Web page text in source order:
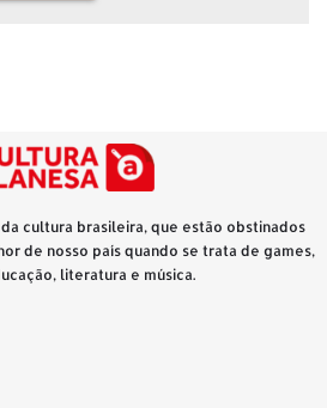
cultura brasileira, que estão obstinados
de nosso país quando se trata de games,
literatura e música.